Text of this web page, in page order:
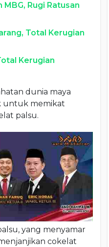
Rugi Ratusan
Total Kerugian
Kerugian
dunia maya
untuk memikat
palsu.
yang menyamar
cokelat